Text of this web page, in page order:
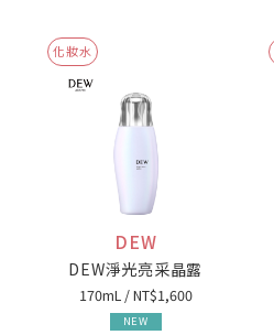
化妝水
DEW
DEW淨光亮采晶露
170mL / NT$1,600
NEW